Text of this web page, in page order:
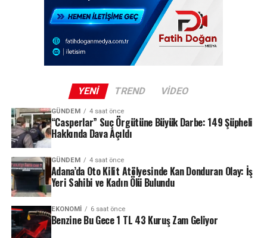
Carrefour Bağımsız Yapısını Koruyacak
Peki bu oran ne anlama geliyor? Ev sahipleri kiraya ne
kadar zam yapabilecek? Kiracılar nasıl bir artışla karşı
karşıya? İşte Ağustos 2026 kira zam oranına ilişkin tüm
merak edilen detaylar…
REKLAM
YENI TREND VIDEO
GÜNDEM 4 saat önce
“Casperlar” Suç Örgütüne Büyük Darbe: 149 Şüpheli
Hakkında Dava Açıldı
GÜNDEM 4 saat önce
Adana’da Oto Kilit Atölyesinde Kan Donduran Olay: İş
Yeri Sahibi ve Kadın Ölü Bulundu
EKONOMI 6 saat önce
Benzine Bu Gece 1 TL 43 Kuruş Zam Geliyor